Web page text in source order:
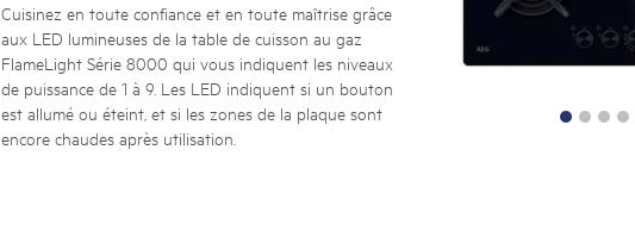
Cuisinez en toute confiance et en toute maîtrise grâce
aux LED lumineuses de la table de cuisson au gaz
FlameLight Série 8000 qui vous indiquent les niveaux
de puissance de 1 à 9. Les LED indiquent si un bouton
est allumé ou éteint, et si les zones de la plaque sont
encore chaudes après utilisation.